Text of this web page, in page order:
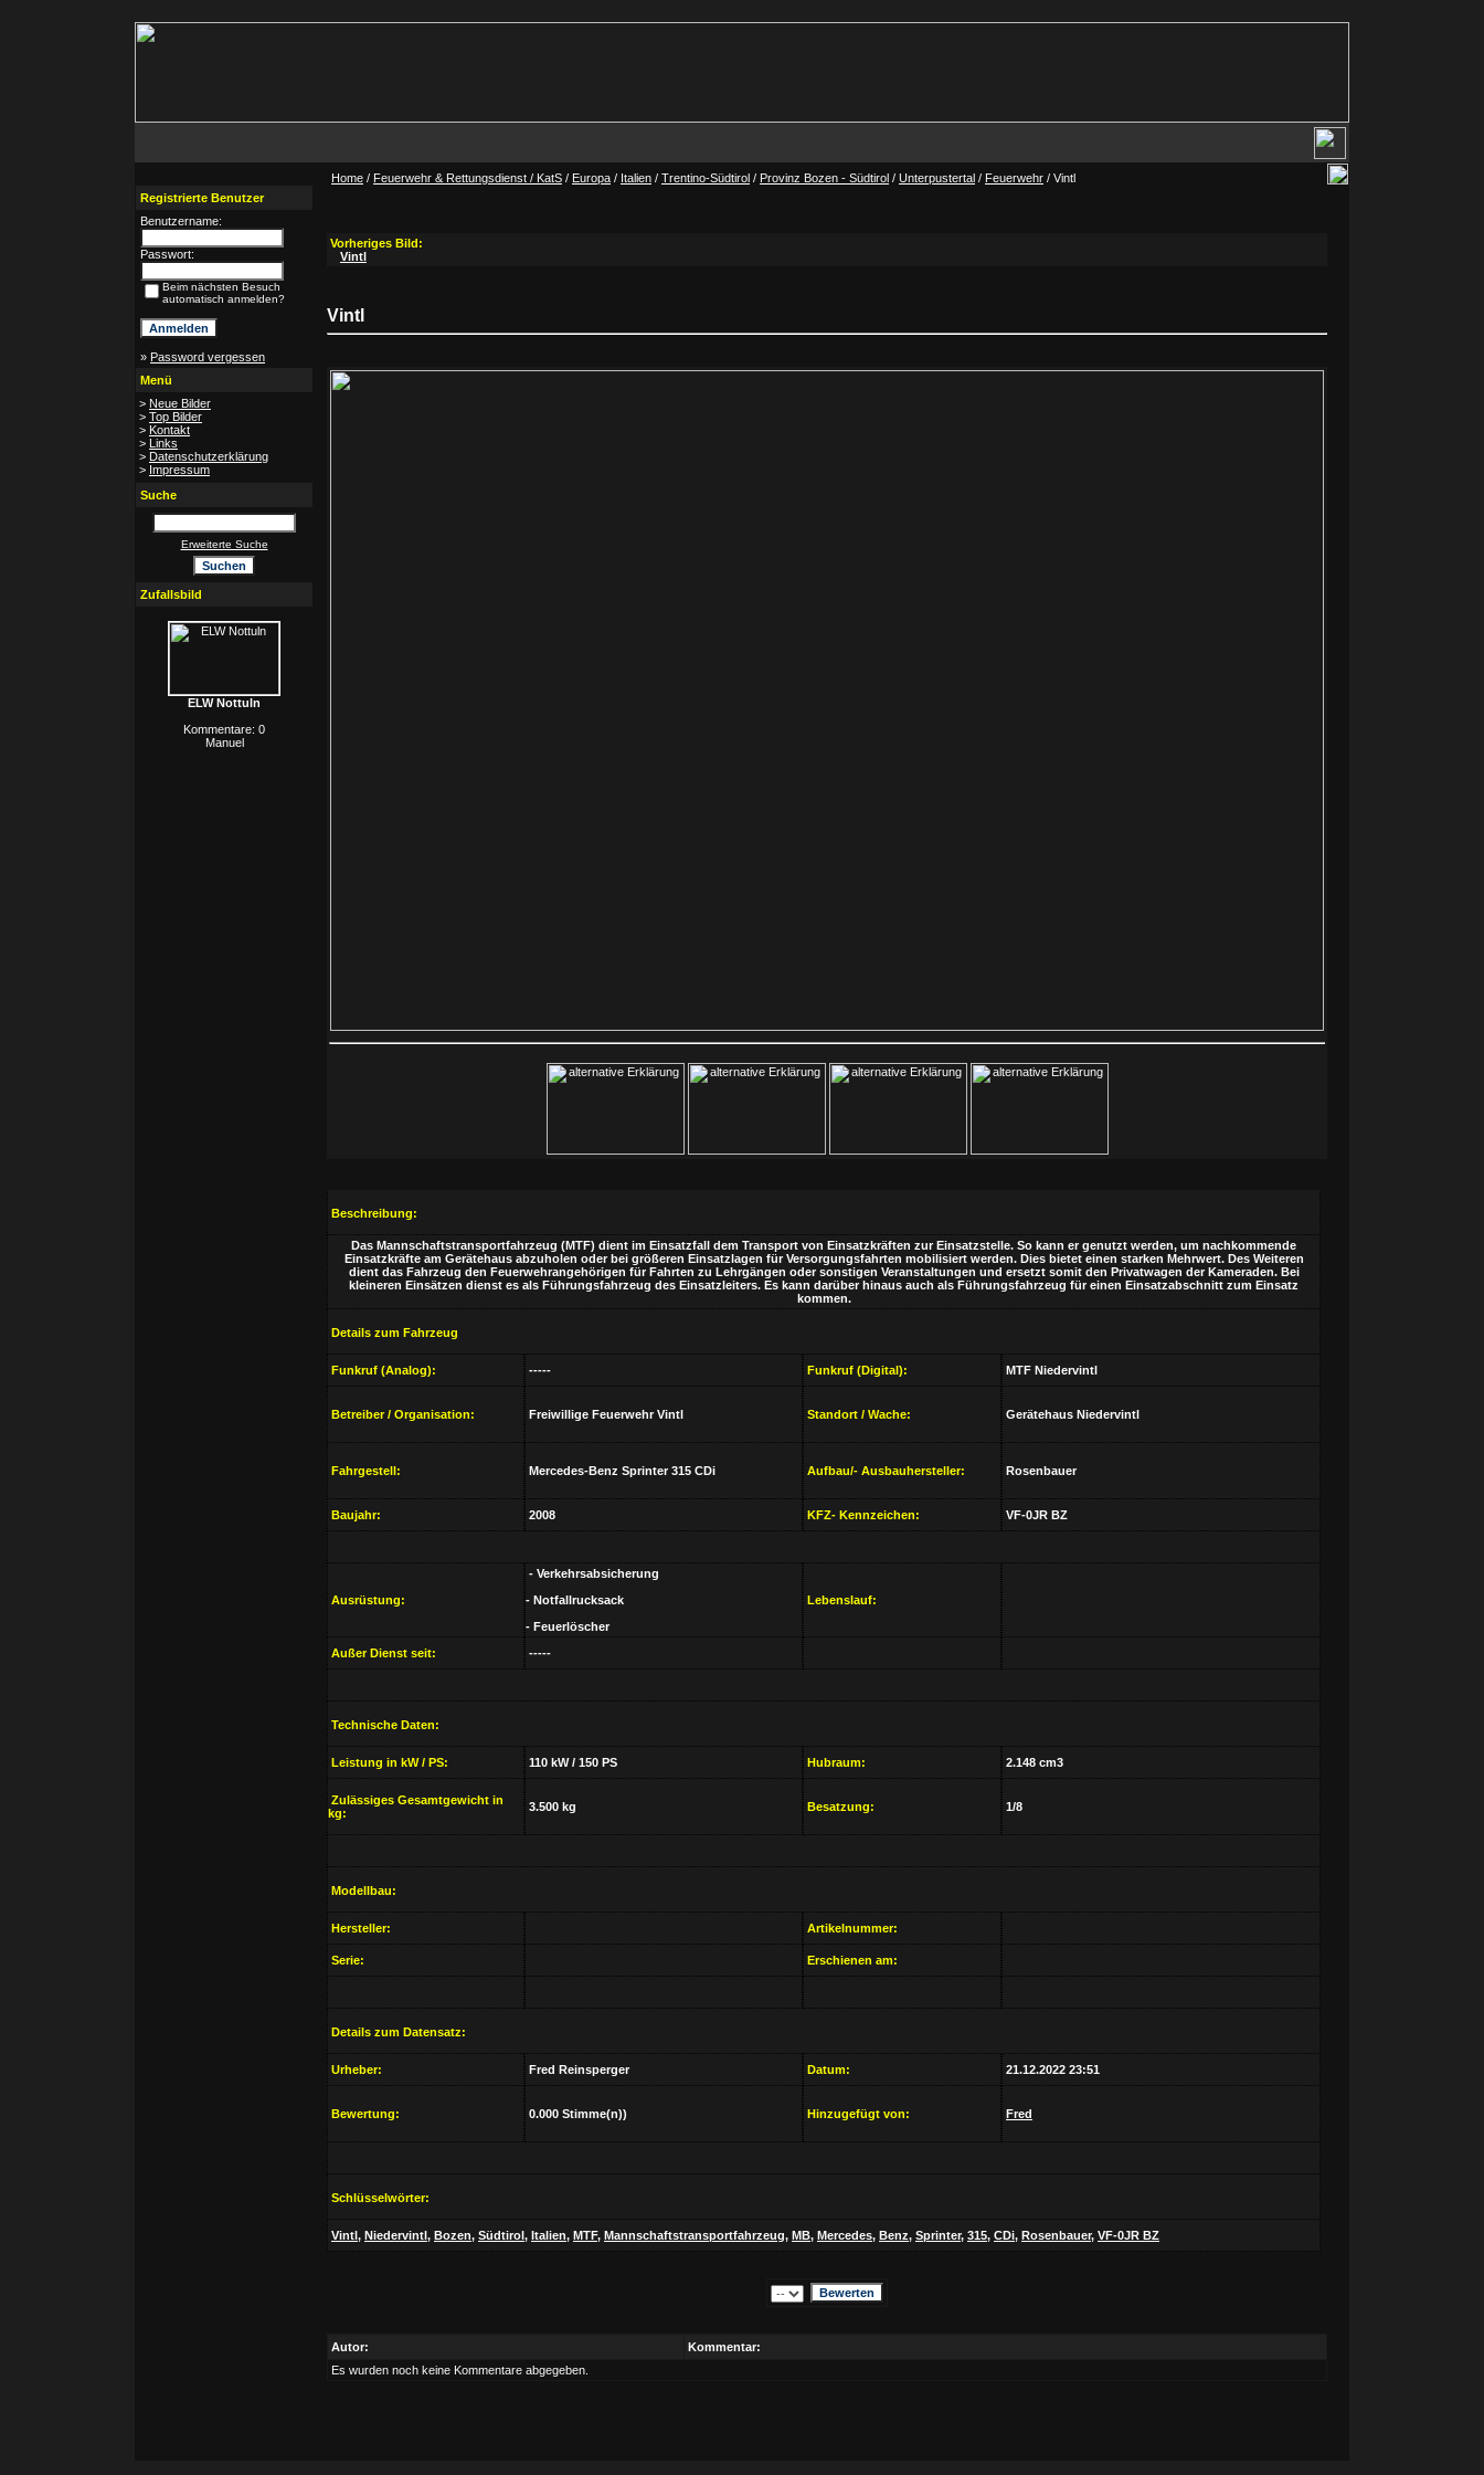
Registrierte Benutzer
Benutzername:
Passwort:
Beim nächsten Besuch
automatisch anmelden?
» Password vergessen
Menü
> Neue Bilder
> Top Bilder
> Kontakt
> Links
> Datenschutzerklärung
> Impressum
Suche
Erweiterte Suche
Zufallsbild
ELW Nottuln
Kommentare: 0
Manuel
Home / Feuerwehr & Rettungsdienst / KatS / Europa / Italien / Trentino-Südtirol / Provinz Bozen - Südtirol / Unterpustertal / Feuerwehr / Vintl
Vorheriges Bild:
Vintl
Vintl
Beschreibung:
Das Mannschaftstransportfahrzeug (MTF) dient im Einsatzfall dem Transport von Einsatzkräften zur Einsatzstelle. So kann er genutzt werden, um nachkommende
Einsatzkräfte am Gerätehaus abzuholen oder bei größeren Einsatzlagen für Versorgungsfahrten mobilisiert werden. Dies bietet einen starken Mehrwert. Des Weiteren
dient das Fahrzeug den Feuerwehrangehörigen für Fahrten zu Lehrgängen oder sonstigen Veranstaltungen und ersetzt somit den Privatwagen der Kameraden. Bei
kleineren Einsätzen dienst es als Führungsfahrzeug des Einsatzleiters. Es kann darüber hinaus auch als Führungsfahrzeug für einen Einsatzabschnitt zum Einsatz
kommen.
Details zum Fahrzeug
Funkruf (Analog): ----- Funkruf (Digital): MTF Niedervintl
Betreiber / Organisation: Freiwillige Feuerwehr Vintl Standort / Wache: Gerätehaus Niedervintl
Fahrgestell: Mercedes-Benz Sprinter 315 CDi Aufbau/- Ausbauhersteller: Rosenbauer
Baujahr: 2008 KFZ- Kennzeichen: VF-0JR BZ
Ausrüstung:
- Verkehrsabsicherung
- Notfallrucksack
- Feuerlöscher
Lebenslauf:
Außer Dienst seit: -----
Technische Daten:
Leistung in kW / PS: 110 kW / 150 PS Hubraum: 2.148 cm3
Zulässiges Gesamtgewicht in
kg:
3.500 kg Besatzung: 1/8
Modellbau:
Hersteller: Artikelnummer:
Serie: Erschienen am:
Details zum Datensatz:
Urheber: Fred Reinsperger Datum: 21.12.2022 23:51
Bewertung: 0.000 Stimme(n)) Hinzugefügt von: Fred
Schlüsselwörter:
Vintl, Niedervintl, Bozen, Südtirol, Italien, MTF, Mannschaftstransportfahrzeug, MB, Mercedes, Benz, Sprinter, 315, CDi, Rosenbauer, VF-0JR BZ
Autor:
Kommentar:
Es wurden noch keine Kommentare abgegeben.